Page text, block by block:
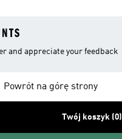
and appreciate your feedback
Powrót na górę strony
Twój koszyk (0)